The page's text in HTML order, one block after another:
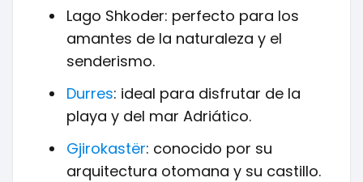
Lago Shkoder: perfecto para los
amantes de la naturaleza y el
senderismo.
Durres: ideal para disfrutar de la
playa y del mar Adriático.
Gjirokastër: conocido por su
arquitectura otomana y su castillo.